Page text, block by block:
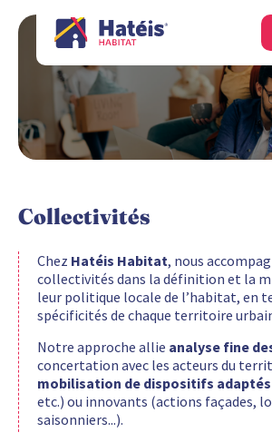
Collectivités
Chez Hatéis Habitat, nous
collectivités dans la définition et la
leur politique locale de l’habitat, en
spécificités de chaque territoire
Notre approche allie analyse fine
concertation avec les acteurs du
mobilisation de dispositifs adaptés
etc.) ou innovants (actions façades,
saisonniers...).